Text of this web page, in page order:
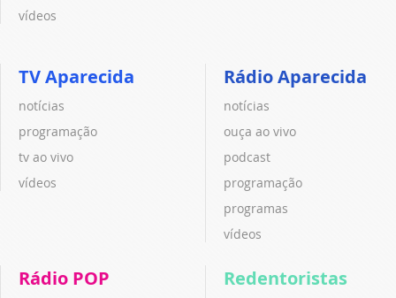
vídeos
TV Aparecida
notícias
programação
tv ao vivo
vídeos
Rádio Aparecida
notícias
ouça ao vivo
podcast
programação
programas
vídeos
Rádio POP Redentoristas